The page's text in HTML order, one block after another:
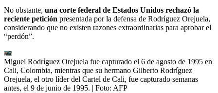
No obstante, una corte federal de Estados Unidos rechazó la
reciente petición presentada por la defensa de Rodríguez Orejuela,
considerando que no existen razones extraordinarias para aprobar el
“perdón”.
Miguel Rodríguez Orejuela fue capturado el 6 de agosto de 1995 en
Cali, Colombia, mientras que su hermano Gilberto Rodríguez
Orejuela, el otro líder del Cartel de Cali, fue capturado semanas
antes, el 9 de junio de 1995. | Foto: AFP